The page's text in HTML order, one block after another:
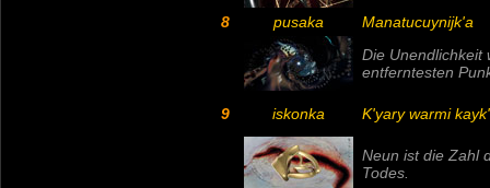
8
pusaka
Manatucuynijk'a
Die
entferntesten
9 iskonka K'yary warmi
Neun ist die Zahl
Todes.